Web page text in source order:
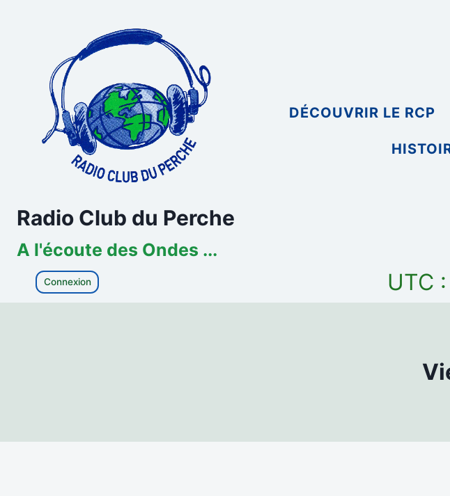
Radio Club du Perche
A l'écoute des Ondes ...
DÉCOUVRIR LE RCP
Connexion UTC